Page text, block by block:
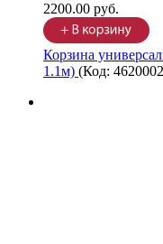
2200.00 руб.
Корзина
1.1м) (Код: